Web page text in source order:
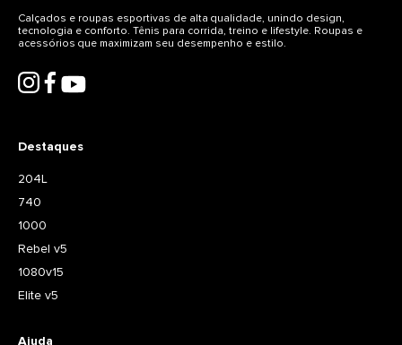
Destaques
204L
740
1000
Rebel v5
1080v15
Elite v5
Ajuda
Calçados e roupas esportivas de alta qualidade, unindo design,
tecnologia e conforto. Tênis para corrida, treino e lifestyle. Roupas e
acessórios que maximizam seu desempenho e estilo.